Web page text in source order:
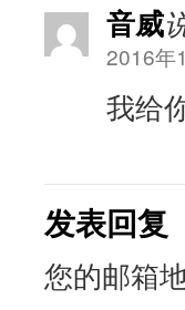
音威
2016年
我给
发表回复
您的邮箱